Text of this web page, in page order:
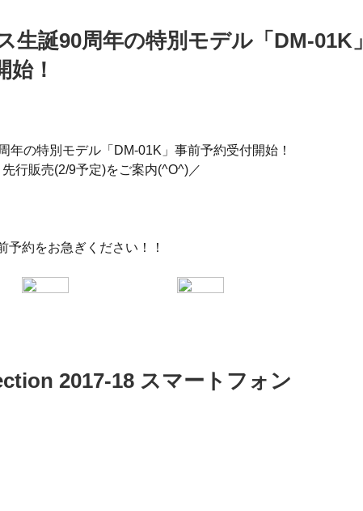
生誕90周年の特別モデル「DM-01K」
始！
年の特別モデル「DM-01K」事前予約受付開始！
行販売(2/9予定)をご案内(^O^)／
予約をお急ぎください！！
2017-18 スマートフォン